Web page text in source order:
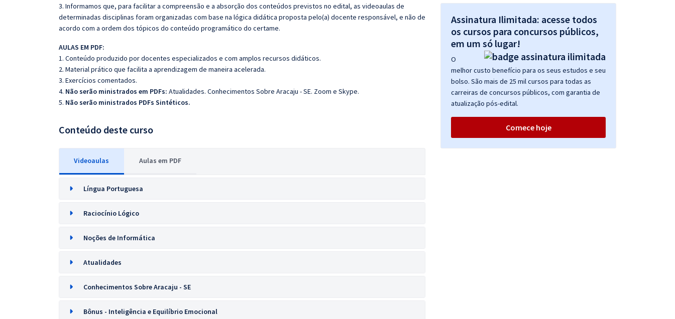
3. Informamos que, para facilitar a compreensão e a absorção dos conteúdos previstos no edital, as videoaulas de
determinadas disciplinas foram organizadas com base na lógica didática proposta pelo(a) docente responsável, e não de
acordo com a ordem dos tópicos do conteúdo programático do certame.
AULAS EM PDF:
1. Conteúdo produzido por docentes especializados e com amplos recursos didáticos.
2. Material prático que facilita a aprendizagem de maneira acelerada.
3. Exercícios comentados.
4. Não serão ministrados em PDFs: Atualidades. Conhecimentos Sobre Aracaju - SE. Zoom e Skype.
5. Não serão ministrados PDFs Sintéticos.
Conteúdo deste curso
Videoaulas Aulas em PDF
Língua Portuguesa
Raciocínio Lógico
Noções de Informática
Atualidades
Conhecimentos Sobre Aracaju - SE
Bônus - Inteligência e Equilíbrio Emocional
Assinatura Ilimitada: acesse todos
os cursos para concursos públicos,
em um só lugar!
O
melhor custo benefício para os seus estudos e seu
bolso. São mais de 25 mil cursos para todas as
carreiras de concursos públicos, com garantia de
atualização pós-edital.
Comece hoje